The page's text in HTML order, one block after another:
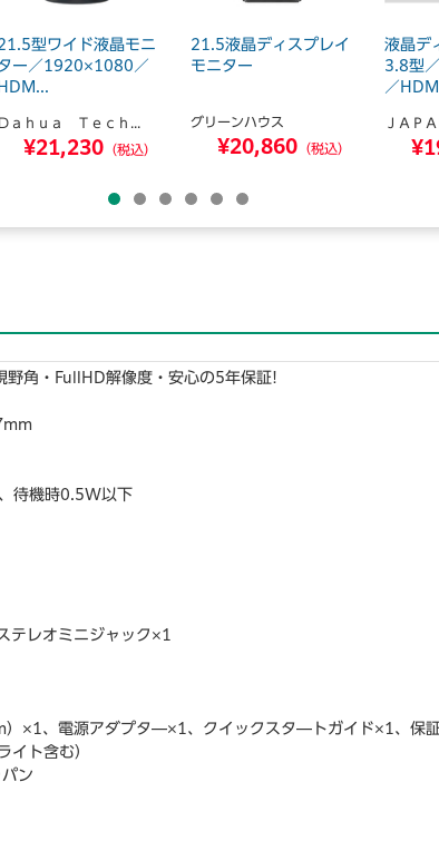
型ワイド液晶モニ
ー／1920×1080／
HDM...
Ｄａｈｕａ Ｔｅｃｈ...
¥21,230 （税込）
21.5液晶ディスプレイ
モニター
グリーンハウス
¥20,860 （税込）
液晶デ
3.8型
／
ＪＡＰ
野角・FullHD解像度・安心の5年保証!
待機時0.5W以下
レオミニジャック×1
×1、電源アダプタ―×1、クイックスタ―トガイド×1、保
イト含む）
ン